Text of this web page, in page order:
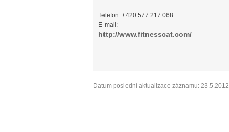
Telefon: +420 577 217 068
E-mail:
http://www.fitnesscat.com/
Datum poslední aktualizace záznamu: 23.5.2012